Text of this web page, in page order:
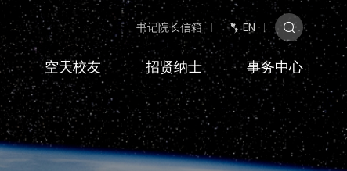
书记院长信箱 EN
空天校友 招贤纳士 事务中心